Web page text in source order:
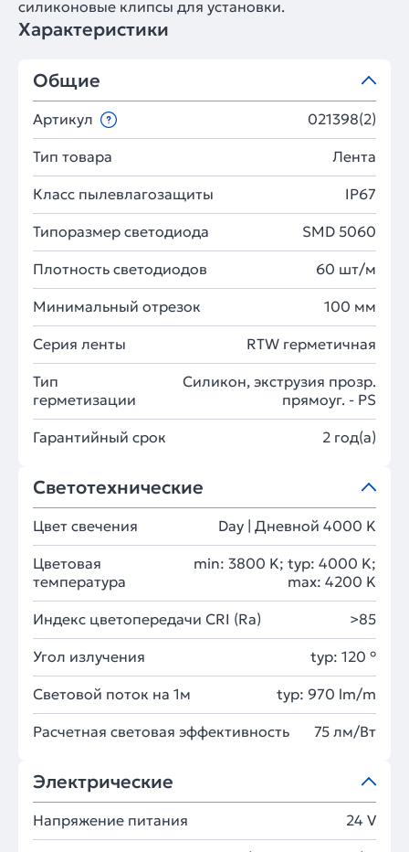
силиконовые клипсы для установки.
Характеристики
Общие
Артикул 021398(2)
Тип товара Лента
Класс пылевлагозащиты IP67
Типоразмер светодиода SMD 5060
Плотность светодиодов 60 шт/м
Минимальный отрезок 100 мм
Серия ленты RTW герметичная
Тип
герметизации
Силикон, экструзия прозр.
прямоуг. - PS
Гарантийный срок 2 год(а)
Светотехнические
Цвет свечения Day | Дневной 4000 K
Цветовая
температура
min: 3800 K; typ: 4000 K;
max: 4200 K
Индекс цветопередачи CRI (Ra) >85
Угол излучения typ: 120 °
Световой поток на 1м typ: 970 lm/m
Расчетная световая эффективность 75 лм/Вт
Электрические
Напряжение питания 24 V